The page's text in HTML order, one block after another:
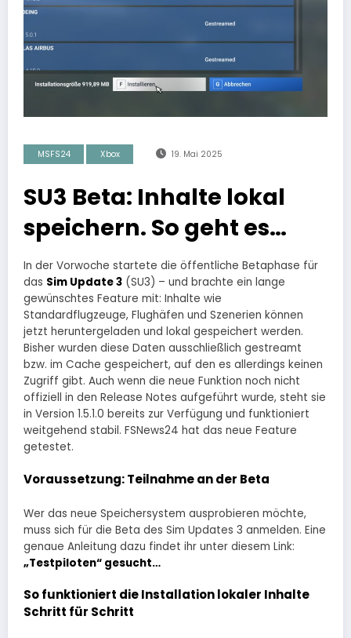
MSFS24 Xbox 19. Mai 2025
SU3 Beta: Inhalte lokal
speichern. So geht es…
In der Vorwoche startete die öffentliche Betaphase für
das Sim Update 3 (SU3) – und brachte ein lange
gewünschtes Feature mit: Inhalte wie
Standardflugzeuge, Flughäfen und Szenerien können
jetzt heruntergeladen und lokal gespeichert werden.
Bisher wurden diese Daten ausschließlich gestreamt
bzw. im Cache gespeichert, auf den es allerdings keinen
Zugriff gibt. Auch wenn die neue Funktion noch nicht
offiziell in den Release Notes aufgeführt wurde, steht sie
in Version 1.5.1.0 bereits zur Verfügung und funktioniert
weitgehend stabil. FSNews24 hat das neue Feature
getestet.
Voraussetzung: Teilnahme an der Beta
Wer das neue Speichersystem ausprobieren möchte,
muss sich für die Beta des Sim Updates 3 anmelden. Eine
genaue Anleitung dazu findet ihr unter diesem Link:
„Testpiloten“ gesucht…
So funktioniert die Installation lokaler Inhalte
Schritt für Schritt